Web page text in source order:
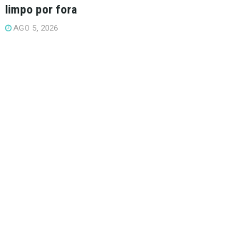
limpo por fora
AGO 5, 2026